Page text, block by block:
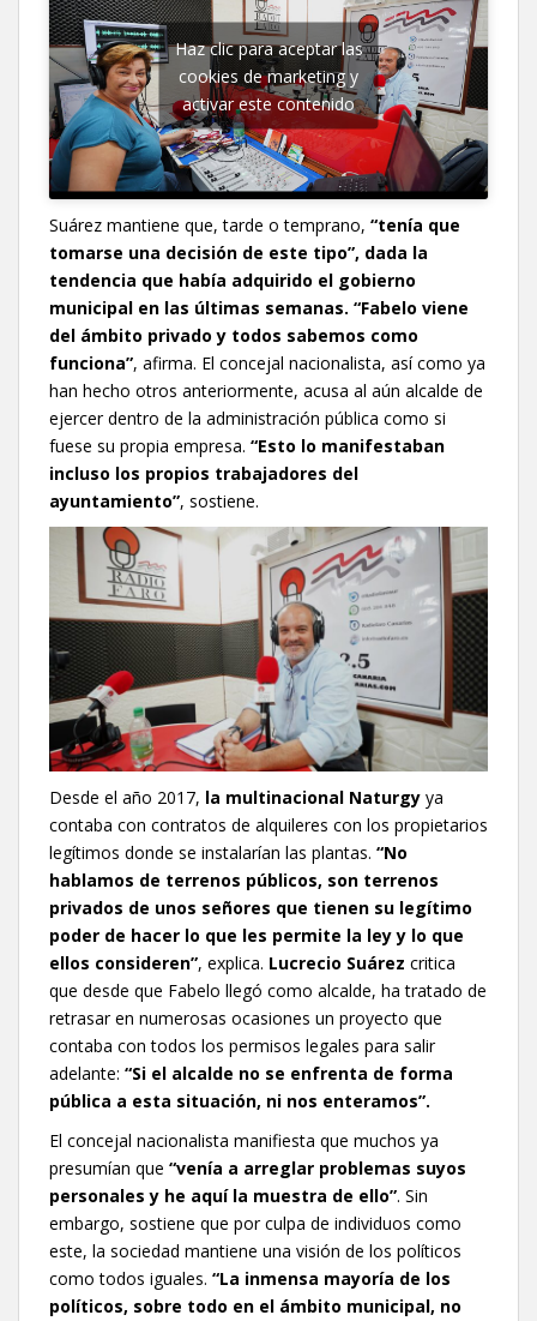
Haz clic para aceptar las
cookies de marketing y
activar este contenido
Suárez mantiene que, tarde o temprano, “tenía que
tomarse una decisión de este tipo”, dada la
tendencia que había adquirido el gobierno
municipal en las últimas semanas. “Fabelo viene
del ámbito privado y todos sabemos como
funciona”, afirma. El concejal nacionalista, así como ya
han hecho otros anteriormente, acusa al aún alcalde de
ejercer dentro de la administración pública como si
fuese su propia empresa. “Esto lo manifestaban
incluso los propios trabajadores del
ayuntamiento”, sostiene.
Desde el año 2017, la multinacional Naturgy ya
contaba con contratos de alquileres con los propietarios
legítimos donde se instalarían las plantas. “No
hablamos de terrenos públicos, son terrenos
privados de unos señores que tienen su legítimo
poder de hacer lo que les permite la ley y lo que
ellos consideren”, explica. Lucrecio Suárez critica
que desde que Fabelo llegó como alcalde, ha tratado de
retrasar en numerosas ocasiones un proyecto que
contaba con todos los permisos legales para salir
adelante: “Si el alcalde no se enfrenta de forma
pública a esta situación, ni nos enteramos”.
El concejal nacionalista manifiesta que muchos ya
presumían que “venía a arreglar problemas suyos
personales y he aquí la muestra de ello”. Sin
embargo, sostiene que por culpa de individuos como
este, la sociedad mantiene una visión de los políticos
como todos iguales. “La inmensa mayoría de los
políticos, sobre todo en el ámbito municipal, no